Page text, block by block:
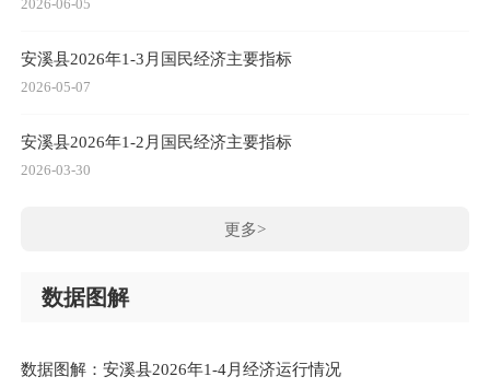
2026-06-05
安溪县2026年1-3月国民经济主要指标
2026-05-07
安溪县2026年1-2月国民经济主要指标
2026-03-30
更多>
数据图解
数据图解：安溪县2026年1-4月经济运行情况